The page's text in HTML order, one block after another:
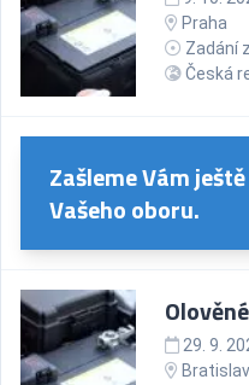
Praha
Zadání
Česká
Zašleme Vám
Vašeho oboru.
29. 9.